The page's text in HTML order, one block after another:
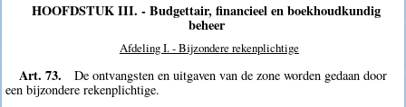
HOOFDSTUK III. - Budgettair, financieel en boekhoudkundig
beheer
Afdeling I. - Bijzondere rekenplichtige
Art. 73.
De ontvangsten en uitgaven van de zone worden gedaan door
een bijzondere rekenplichtige.